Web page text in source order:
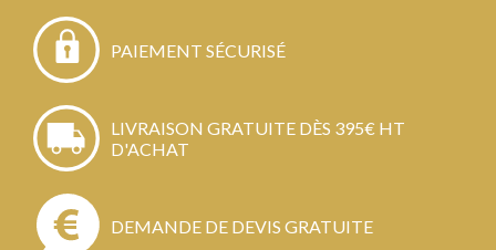
PAIEMENT SÉCURISÉ
LIVRAISON GRATUITE DÈS 395€ HT
D'ACHAT
DEMANDE DE DEVIS GRATUITE